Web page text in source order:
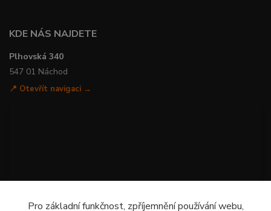
KDE NÁS NAJDETE
Plhovská 340
547 01 Náchod
📍 Otevřít navigaci →
Pro základní funkčnost, zpříjemnění používání webu,